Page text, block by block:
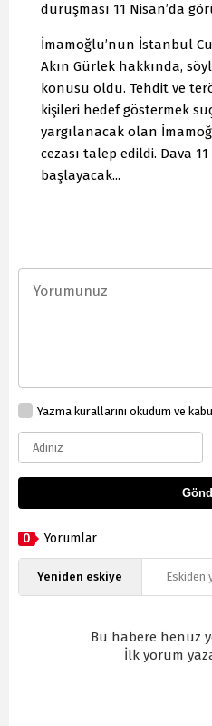
duruşması 11 Nisan’da
İmamoğlu’nun İstanbul
Akın Gürlek hakkında,
konusu oldu. Tehdit ve
kişileri hedef göstermek
yargılanacak olan
cezası talep edildi. Dava
başlayacak...
Yazma kurallarını okudum ve
0 Yorumlar
Yeniden eskiye Eskiden
Bu habere henüz
İlk yorum